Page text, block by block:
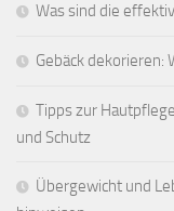
Was sind die
Gebäck dekorieren:
Tipps zur
und Schutz
Übergewicht und